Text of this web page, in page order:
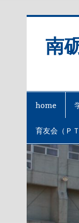
南
home
育友会（ＰＴ